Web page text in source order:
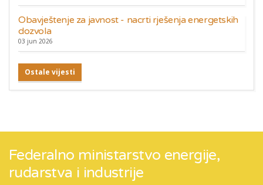
Obavještenje za javnost - nacrti rješenja energetskih
dozvola
03 jun 2026
Ostale vijesti
Federalno ministarstvo energije,
rudarstva i industrije